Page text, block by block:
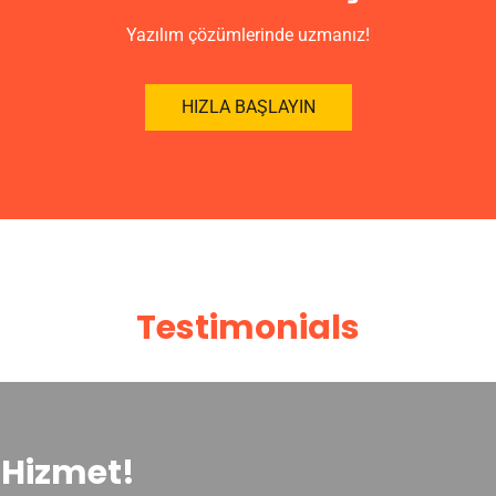
Yazılım çözümlerinde uzmanız!
HIZLA BAŞLAYIN
Testimonials